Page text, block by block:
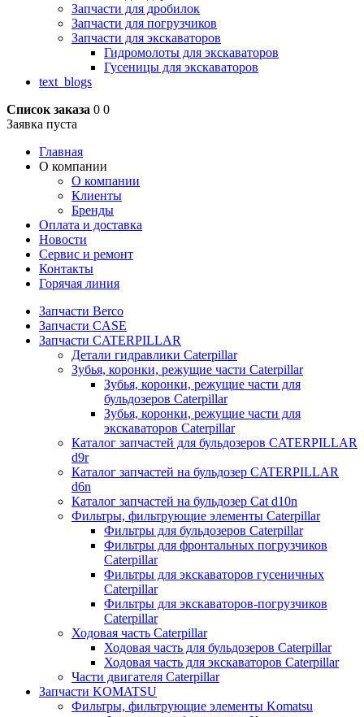
Запчасти для дробилок
Запчасти для погрузчиков
Запчасти для экскаваторов
Гидромолоты для экскаваторов
Гусеницы для экскаваторов
text_blogs
Список заказа 0 0
Заявка пуста
Главная
О компании
О компании
Клиенты
Бренды
Оплата и доставка
Новости
Сервис и ремонт
Контакты
Горячая линия
Запчасти Berco
Запчасти CASE
Запчасти CATERPILLAR
Детали гидравлики Caterpillar
Зубья, коронки, режущие части Caterpillar
Зубья, коронки, режущие части для
бульдозеров Caterpillar
Зубья, коронки, режущие части для
экскаваторов Caterpillar
Каталог запчастей для бульдозеров CATERPILLAR
d9r
Каталог запчастей на бульдозер CATERPILLAR
d6n
Каталог запчастей на бульдозер Сat d10n
Фильтры, фильтрующие элементы Caterpillar
Фильтры для бульдозеров Caterpillar
Фильтры для фронтальных погрузчиков
Caterpillar
Фильтры для экскаваторов гусеничных
Caterpillar
Фильтры для экскаваторов-погрузчиков
Caterpillar
Ходовая часть Caterpillar
Ходовая часть для бульдозеров Caterpillar
Ходовая часть для экскаваторов Caterpillar
Части двигателя Caterpillar
Запчасти KOMATSU
Фильтры, фильтрующие элементы Komatsu